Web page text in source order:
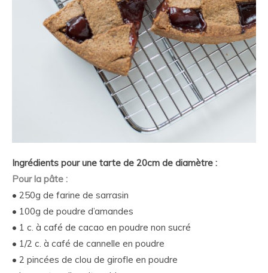
Ingrédients pour une tarte de 20cm de diamètre :
Pour la pâte :
• 250g de farine de sarrasin
• 100g de poudre d’amandes
• 1 c. à café de cacao en poudre non sucré
• 1/2 c. à café de cannelle en poudre
• 2 pincées de clou de girofle en poudre